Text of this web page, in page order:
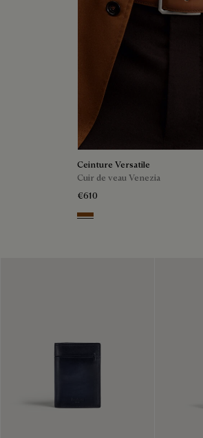
Ceinture Versatile
Cuir de veau Venezia
€610
Dark Honey